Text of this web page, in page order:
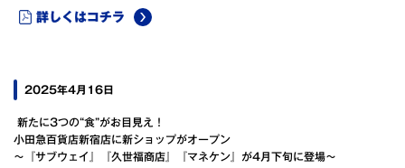
詳しくはコチラ
2025年4月16日
新たに3つの“食”がお目見え！
小田急百貨店新宿店に新ショップがオープン
～『サブウェイ』『久世福商店』『マネケン』が4月下旬に登場～